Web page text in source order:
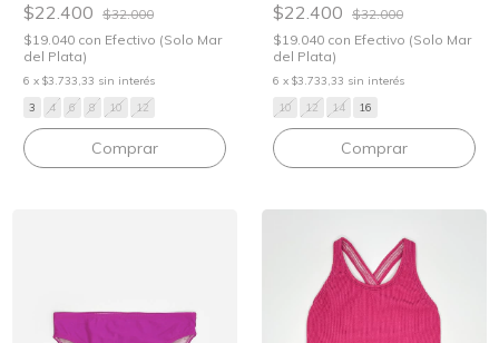
$22.400 $32.000
$19.040 con Efectivo (Solo Mar
del Plata)
6 x $3.733,33 sin interés
3
4 6 8 10 12
Comprar
$22.400 $32.000
$19.040 con Efectivo (Solo Mar
del Plata)
6 x $3.733,33 sin interés
10
12 14 16
Comprar